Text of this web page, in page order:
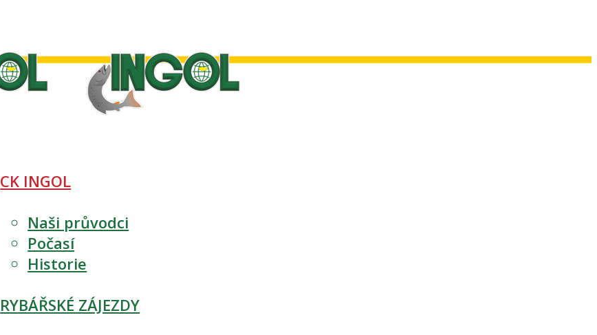
CK INGOL
Naši průvodci
Počasí
Historie
RYBÁŘSKÉ ZÁJEZDY